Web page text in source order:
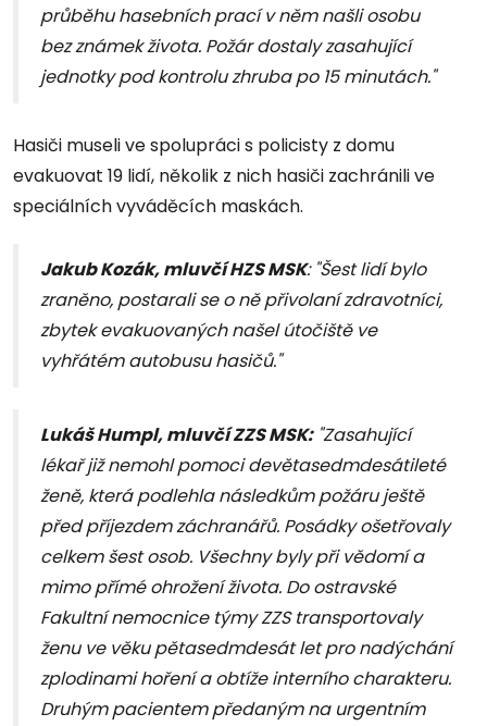
průběhu hasebních prací v něm našli osobu
bez známek života. Požár dostaly zasahující
jednotky pod kontrolu zhruba po 15 minutách."
Hasiči museli ve spolupráci s policisty z domu
evakuovat 19 lidí, několik z nich hasiči zachránili ve
speciálních vyváděcích maskách.
Jakub Kozák, mluvčí HZS MSK: "Šest lidí bylo
zraněno, postarali se o ně přivolaní zdravotníci,
zbytek evakuovaných našel útočiště ve
vyhřátém autobusu hasičů."
Lukáš Humpl, mluvčí ZZS MSK:"Zasahující
lékař již nemohl pomoci devětasedmdesátileté
ženě, která podlehla následkům požáru ještě
před příjezdem záchranářů. Posádky ošetřovaly
celkem šest osob. Všechny byly při vědomí a
mimo přímé ohrožení života. Do ostravské
Fakultní nemocnice týmy ZZS transportovaly
ženu ve věku pětasedmdesát let pro nadýchání
zplodinami hoření a obtíže interního charakteru.
Druhým pacientem předaným na urgentním